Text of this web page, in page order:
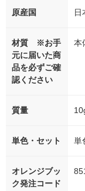
原産国 日
材質 ※お手
元に届いた商
品を必ずご確
認ください
本
質量
単色・セット 単
オレンジブッ
ク発注コード